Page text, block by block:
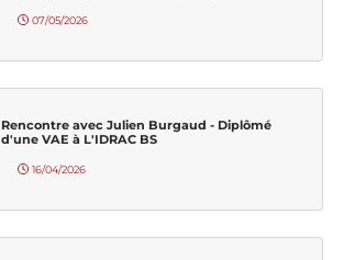
07/05/2026
Rencontre avec Julien Burgaud - Diplômé
d'une VAE à L'IDRAC BS
16/04/2026